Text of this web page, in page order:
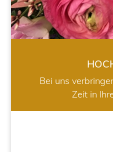
Bei uns
Zeit in